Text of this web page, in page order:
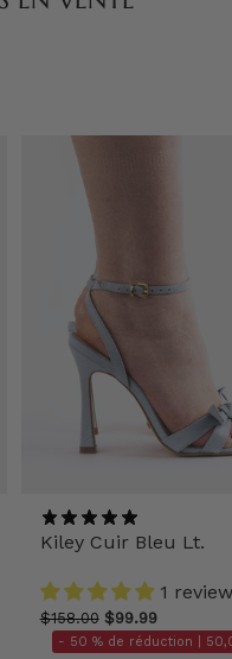
Kiley Cuir Bleu Lt.
1 review
$158.00 $99.99
- 50 % de réduction |